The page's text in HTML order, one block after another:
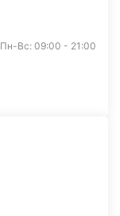
Пн-Вс: 09:00 - 21:00